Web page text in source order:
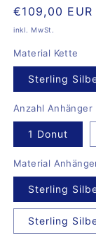
Normaler
Preis
€109,00 EUR
inkl. MwSt.
Material Kette
Sterling
Anzahl Anhänger
1 Donut
Material
Sterling
Sterling